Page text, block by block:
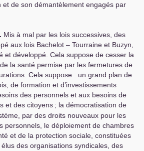
et de son démantèlement engagés par
Mis à mal par les lois successives, des
aux lois Bachelot – Tourraine et Buzyn,
et développé. Cela suppose de cesser la
la santé permise par les fermetures de
Cela suppose : un grand plan de
de formation et d’investissements
des personnels et aux besoins de
et des citoyens ; la démocratisation de
par des droits nouveaux pour les
personnels, le déploiement de chambres
et de la protection sociale, constituées
des organisations syndicales, des